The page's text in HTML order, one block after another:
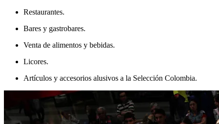
Restaurantes.
Bares y gastrobares.
Venta de alimentos y bebidas.
Licores.
Artículos y accesorios alusivos a la Selección Colombia.